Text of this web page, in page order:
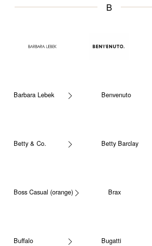
B
Barbara Lebek Benvenuto
Betty & Co. Betty Barclay
Boss Casual (orange) Brax
Buffalo Bugatti